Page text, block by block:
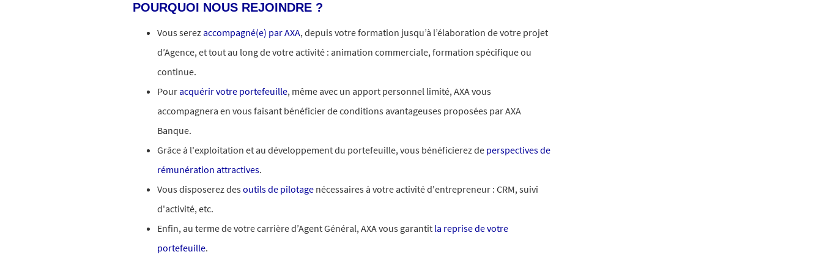
POURQUOI NOUS REJOINDRE ?
Vous serez accompagné(e) par AXA, depuis votre formation jusqu’à l’élaboration de votre projet
d’Agence, et tout au long de votre activité : animation commerciale, formation spécifique ou
continue.
Pour acquérir votre portefeuille, même avec un apport personnel limité, AXA vous
accompagnera en vous faisant bénéficier de conditions avantageuses proposées par AXA
Banque.
Grâce à l'exploitation et au développement du portefeuille, vous bénéficierez de perspectives de
rémunération attractives.
Vous disposerez desoutils de pilotage nécessaires à votre activité d'entrepreneur : CRM, suivi
d'activité, etc.
Enfin, au terme de votre carrière d’Agent Général, AXA vous garantit la reprise de votre
portefeuille.